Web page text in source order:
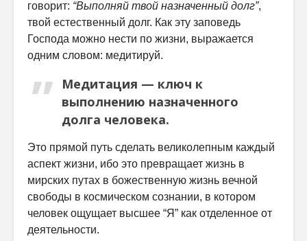
говорит: “Выполняй твой назначенный долг”,
твой естественный долг. Как эту заповедь
Господа можно нести по жизни, выражается
одним словом: медитируй.
Медитация — ключ к
выполнению назначенного
долга человека.
Это прямой путь сделать великолепным каждый
аспект жизни, ибо это превращает жизнь в
мирских путах в божественную жизнь вечной
свободы в космическом сознании, в котором
человек ощущает высшее “Я” как отделенное от
деятельности.